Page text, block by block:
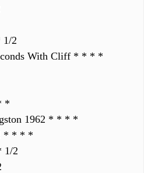
2
With Cliff * * * *
*
1962 * * * *
* * * *
1/2